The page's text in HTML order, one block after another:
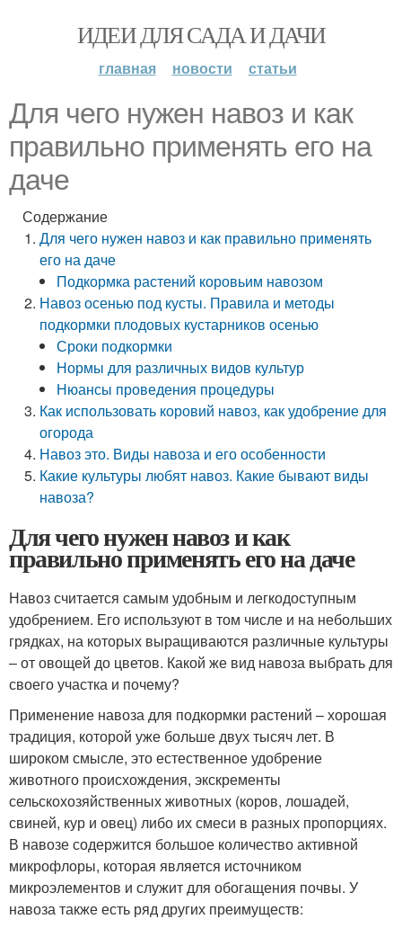
ИДЕИ ДЛЯ САДА И ДАЧИ
главная новости статьи
Для чего нужен навоз и как
правильно применять его на
даче
Содержание
Для чего нужен навоз и как правильно применять
его на даче
Подкормка растений коровьим навозом
Навоз осенью под кусты. Правила и методы
подкормки плодовых кустарников осенью
Сроки подкормки
Нормы для различных видов культур
Нюансы проведения процедуры
Как использовать коровий навоз, как удобрение для
огорода
Навоз это. Виды навоза и его особенности
Какие культуры любят навоз. Какие бывают виды
навоза?
Для чего нужен навоз и как
правильно применять его на даче
Навоз считается самым удобным и легкодоступным
удобрением. Его используют в том числе и на небольших
грядках, на которых выращиваются различные культуры
– от овощей до цветов. Какой же вид навоза выбрать для
своего участка и почему?
Применение навоза для подкормки растений – хорошая
традиция, которой уже больше двух тысяч лет. В
широком смысле, это естественное удобрение
животного происхождения, экскременты
сельскохозяйственных животных (коров, лошадей,
свиней, кур и овец) либо их смеси в разных пропорциях.
В навозе содержится большое количество активной
микрофлоры, которая является источником
микроэлементов и служит для обогащения почвы. У
навоза также есть ряд других преимуществ: